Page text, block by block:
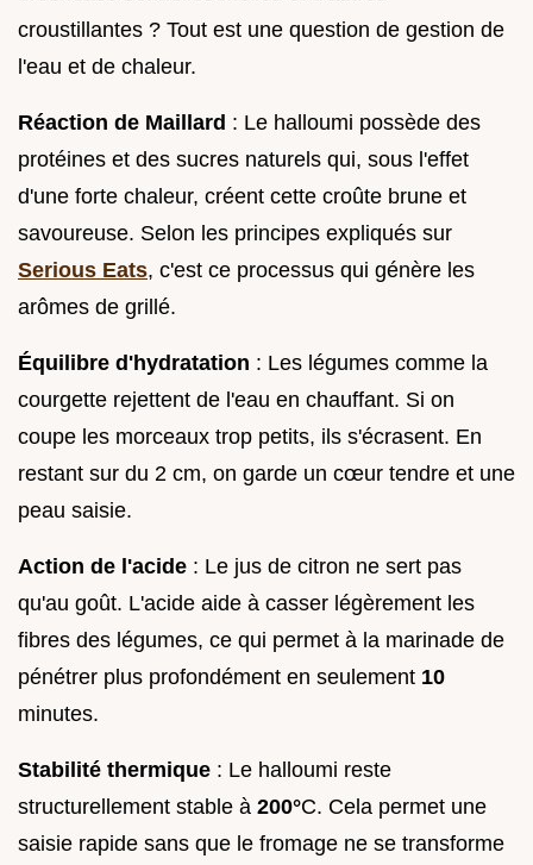
croustillantes ? Tout est une question de gestion de
l'eau et de chaleur.
Réaction de Maillard : Le halloumi possède des
protéines et des sucres naturels qui, sous l'effet
d'une forte chaleur, créent cette croûte brune et
savoureuse. Selon les principes expliqués sur
Serious Eats, c'est ce processus qui génère les
arômes de grillé.
Équilibre d'hydratation : Les légumes comme la
courgette rejettent de l'eau en chauffant. Si on
coupe les morceaux trop petits, ils s'écrasent. En
restant sur du 2 cm, on garde un cœur tendre et une
peau saisie.
Action de l'acide : Le jus de citron ne sert pas
qu'au goût. L'acide aide à casser légèrement les
fibres des légumes, ce qui permet à la marinade de
pénétrer plus profondément en seulement 10
minutes.
Stabilité thermique : Le halloumi reste
structurellement stable à 200°C. Cela permet une
saisie rapide sans que le fromage ne se transforme